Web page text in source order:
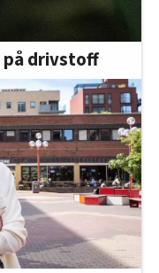
på drivstoff